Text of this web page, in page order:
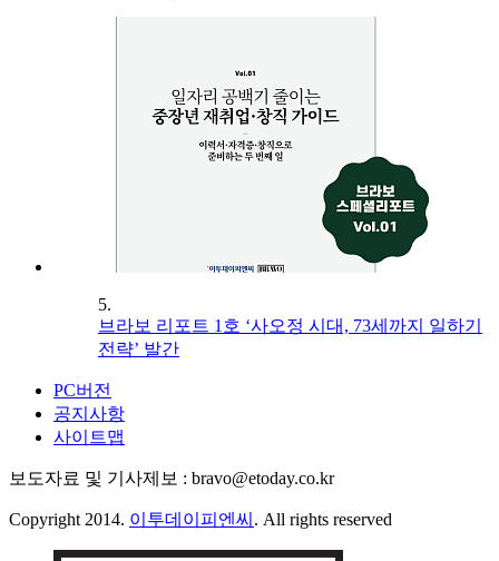
5.
브라보 리포트 1호 ‘사오정 시대, 73세까지 일하기
전략’ 발간
PC버전
공지사항
사이트맵
보도자료 및 기사제보 : bravo@etoday.co.kr
Copyright 2014. 이투데이피엔씨 . All rights reserved